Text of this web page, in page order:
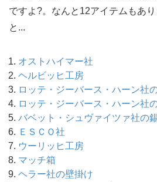
ですよ?。なんと12アイテムもあ
と...
オストハイマー社
ヘルビッヒ工房
ロッテ・ジーバース・ハーン社
ロッテ・ジーバース・ハーン社
バベット・シュヴァイツァ社の
ＥＳＣＯ社
ウーリッヒ工房
マッチ箱
ヘラー社の壁掛け